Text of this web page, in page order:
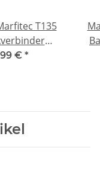
T135
mit
€ *